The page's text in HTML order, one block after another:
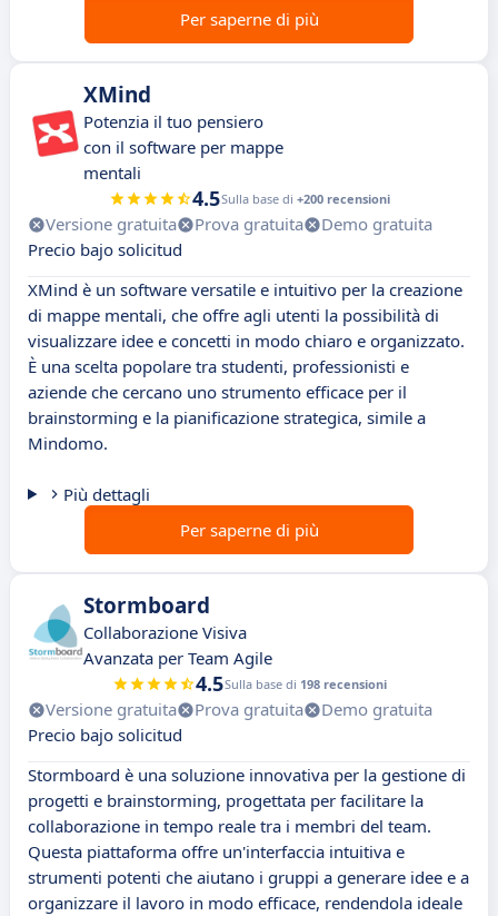
Per saperne di più
XMind
Potenzia il tuo pensiero
con il software per mappe
mentali
4.5Sulla base di +200 recensioni
Versione gratuita Prova gratuita
Demo gratuita
Precio bajo solicitud
XMind è un software versatile e intuitivo per la creazione
di mappe mentali, che offre agli utenti la possibilità di
visualizzare idee e concetti in modo chiaro e organizzato.
È una scelta popolare tra studenti, professionisti e
aziende che cercano uno strumento efficace per il
brainstorming e la pianificazione strategica, simile a
Mindomo.
Più dettagli
Per saperne di più
Stormboard
Collaborazione Visiva
Avanzata per Team Agile
4.5Sulla base di 198 recensioni
Versione gratuita Prova gratuita
Demo gratuita
Precio bajo solicitud
Stormboard è una soluzione innovativa per la gestione di
progetti e brainstorming, progettata per facilitare la
collaborazione in tempo reale tra i membri del team.
Questa piattaforma offre un'interfaccia intuitiva e
strumenti potenti che aiutano i gruppi a generare idee e a
organizzare il lavoro in modo efficace, rendendola ideale